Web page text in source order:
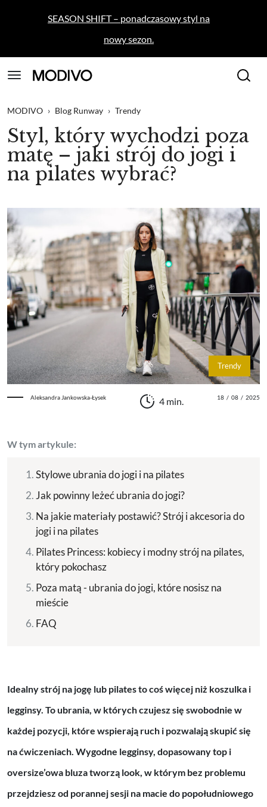
SEASON SHIFT – ponadczasowy styl na
nowy sezon.
MODIVO › Blog Runway › Trendy
Styl, który wychodzi poza
matę – jaki strój do jogi i
na pilates wybrać?
Trendy
Aleksandra Jankowska-Łysek 4 min. 18 / 08 / 2025
W tym artykule:
Stylowe ubrania do jogi i na pilates
Jak powinny leżeć ubrania do jogi?
Na jakie materiały postawić? Strój i akcesoria do
jogi i na pilates
Pilates Princess: kobiecy i modny strój na pilates,
który pokochasz
Poza matą - ubrania do jogi, które nosisz na
mieście
FAQ
Idealny strój na jogę lub pilates to coś więcej niż koszulka i
legginsy. To ubrania, w których czujesz się swobodnie w
każdej pozycji, które wspierają ruch i pozwalają skupić się
na ćwiczeniach. Wygodne legginsy, dopasowany top i
oversize’owa bluza tworzą look, w którym bez problemu
przejdziesz od porannej sesji na macie do popołudniowego